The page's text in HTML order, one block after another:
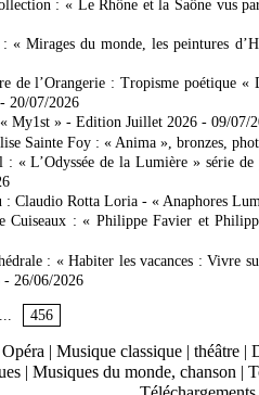
: « Le Rhône et la Saône vus
« Mirages du monde, les peintures
de l’Orangerie : Tropisme poétique
- 20/07/2026
My1st » - Edition Juillet 2026 - 09/07/
Sainte Foy : « Anima », bronzes,
: « L’Odyssée de la Lumière » série
: Claudio Rotta Loria - « Anaphores
Cuiseaux : « Philippe Favier et
: « Habiter les vacances : Vivre
- 26/06/2026
... 456
Opéra | Musique classique | théâtre |
| Musiques du monde, chanson |